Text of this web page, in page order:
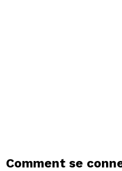
Comment se